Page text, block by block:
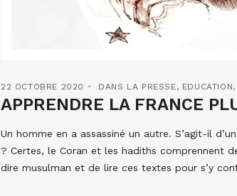
22 OCTOBRE 2020 DANS LA PRESSE, EDUCATION,
APPRENDRE LA FRANCE
Un homme en a assassiné un autre. S’agit-il
? Certes, le Coran et les hadiths comprennent
dire musulman et de lire ces textes pour s’y